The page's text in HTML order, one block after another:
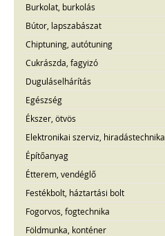
Burkolat, burkolás
Bútor, lapszabászat
Chiptuning, autótuning
Cukrászda, fagyizó
Duguláselhárítás
Egészség
Ékszer, ötvös
Elektronikai szerviz, hiradástechnika
Építőanyag
Étterem, vendéglő
Festékbolt, háztartási bolt
Fogorvos, fogtechnika
Földmunka, konténer